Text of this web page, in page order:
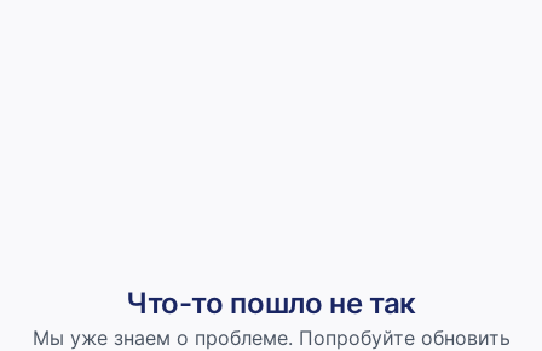
Что-то пошло не так
Мы уже знаем о проблеме. Попробуйте обновить